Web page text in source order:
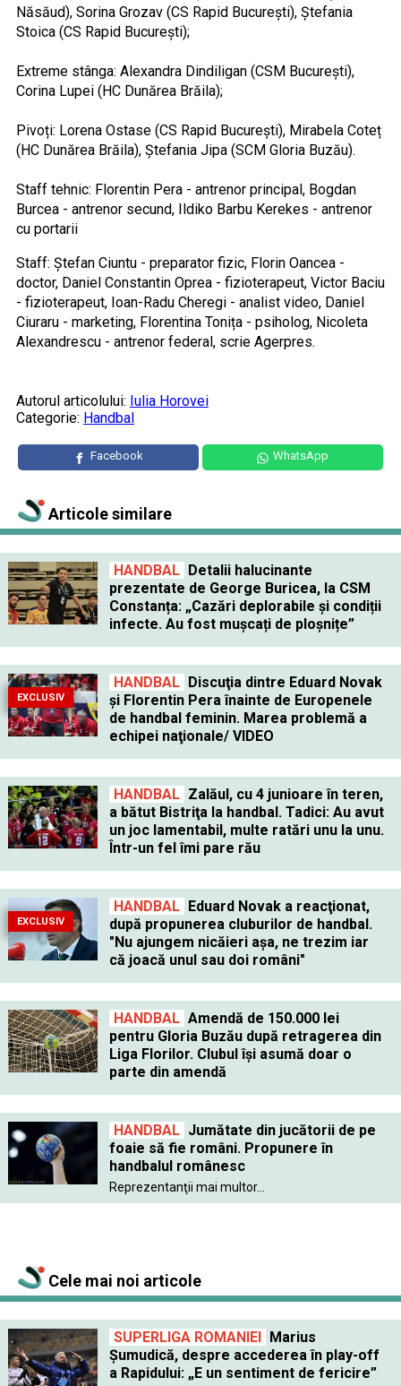
Năsăud), Sorina Grozav (CS Rapid București), Ștefania
Stoica (CS Rapid București);
Extreme stânga: Alexandra Dindiligan (CSM București),
Corina Lupei (HC Dunărea Brăila);
Pivoți: Lorena Ostase (CS Rapid București), Mirabela Coteț
(HC Dunărea Brăila), Ștefania Jipa (SCM Gloria Buzău).
Staff tehnic: Florentin Pera - antrenor principal, Bogdan
Burcea - antrenor secund, Ildiko Barbu Kerekes - antrenor
cu portarii
Staff: Ștefan Ciuntu - preparator fizic, Florin Oancea -
doctor, Daniel Constantin Oprea - fizioterapeut, Victor Baciu
- fizioterapeut, Ioan-Radu Cheregi - analist video, Daniel
Ciuraru - marketing, Florentina Tonița - psiholog, Nicoleta
Alexandrescu - antrenor federal, scrie Agerpres.
Autorul articolului: Iulia Horovei
Categorie: Handbal
Facebook WhatsApp
Articole similare
HANDBAL Detalii halucinante
prezentate de George Buricea, la CSM
Constanța: „Cazări deplorabile și condiții
infecte. Au fost mușcați de ploșnițe”
EXCLUSIV
HANDBAL Discuţia dintre Eduard Novak
şi Florentin Pera înainte de Europenele
de handbal feminin. Marea problemă a
echipei naţionale/ VIDEO
HANDBAL Zalăul, cu 4 junioare în teren,
a bătut Bistriţa la handbal. Tadici: Au avut
un joc lamentabil, multe ratări unu la unu.
Într-un fel îmi pare rău
EXCLUSIV
HANDBAL Eduard Novak a reacţionat,
după propunerea cluburilor de handbal.
"Nu ajungem nicăieri aşa, ne trezim iar
că joacă unul sau doi români"
HANDBAL Amendă de 150.000 lei
pentru Gloria Buzău după retragerea din
Liga Florilor. Clubul îşi asumă doar o
parte din amendă
HANDBAL Jumătate din jucătorii de pe
foaie să fie români. Propunere în
handbalul românesc
Reprezentanţii mai multor...
Cele mai noi articole
SUPERLIGA ROMANIEI Marius
Șumudică, despre accederea în play-off
a Rapidului: „E un sentiment de fericire”